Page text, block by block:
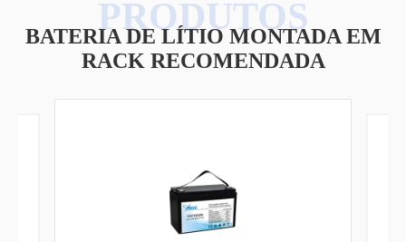
BATERIA DE LÍTIO MONTADA EM
RACK RECOMENDADA